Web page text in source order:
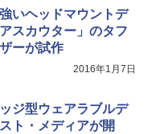
いヘッドマウントデ
スカウター」のタフ
ーが試作
2016年1月7日
ジ型ウェアラブルデ
ト・メディアが開